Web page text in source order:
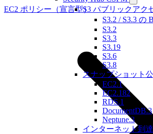
S3 パブリックアク
S3.2 / S3.3 の
S3.2
S3.3
S3.19
S3.6
S3.8
スナップショット
EC2.1
EC2.182
RDS.1
DocumentDB.3
Neptune.3
インターネット到
EC2 ポリシー（宣言型）